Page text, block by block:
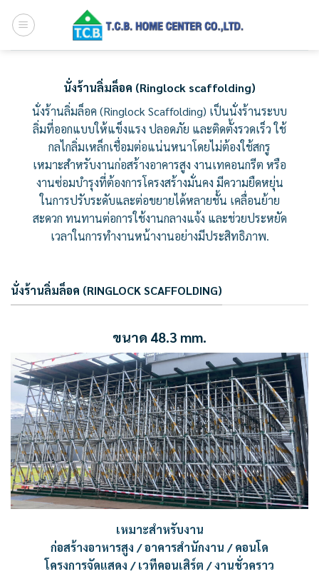
นั่งร้านลิ่มล็อค (Ringlock scaffolding)
นั่งร้านลิ่มล็อค (Ringlock Scaffolding) เป็นนั่งร้านระบบ
ลิ่มที่ออกแบบให้แข็งแรง ปลอดภัย และติดตั้งรวดเร็ว ใช้
กลไกลิ่มเหล็กเชื่อมต่อแน่นหนาโดยไม่ต้องใช้สกรู
เหมาะสำหรับงานก่อสร้างอาคารสูง งานเทคอนกรีต หรือ
งานซ่อมบำรุงที่ต้องการโครงสร้างมั่นคง มีความยืดหยุ่น
ในการปรับระดับและต่อขยายได้หลายชั้น เคลื่อนย้าย
สะดวก ทนทานต่อการใช้งานกลางแจ้ง และช่วยประหยัด
เวลาในการทำงานหน้างานอย่างมีประสิทธิภาพ.
นั่งร้านลิ่มล็อค (RINGLOCK SCAFFOLDING)
ขนาด 48.3 mm.
เหมาะสำหรับงาน
ก่อสร้างอาหารสูง / อาคารสำนักงาน / คอนโด
โครงการจัดแสดง / เวทีคอนเสิร์ต / งานชั่วคราว